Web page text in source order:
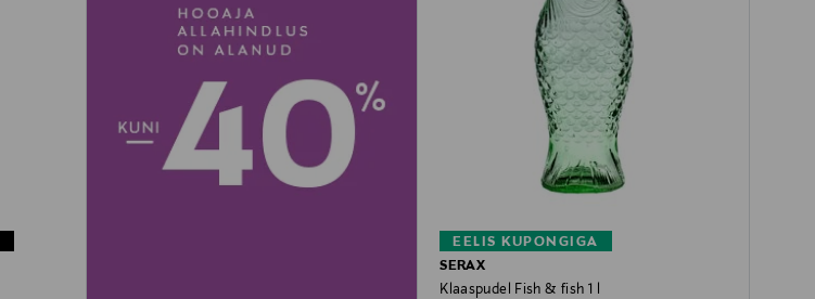
EELIS KUPONGIGA
SERAX
Klaaspudel Fish & fish 1 l